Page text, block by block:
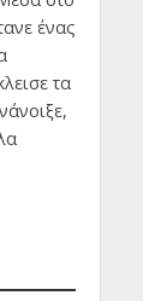
ένας
τα